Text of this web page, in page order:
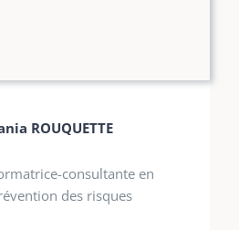
ROUQUETTE
consultante en
des risques